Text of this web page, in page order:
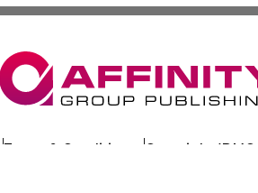
Terms & Conditions Copyright/